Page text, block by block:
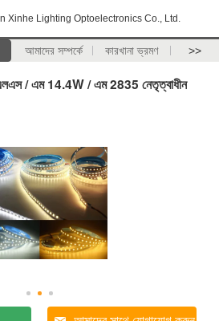
Xinhe Lighting Optoelectronics Co., Ltd.
আমাদের সম্পর্কে কারখানা ভ্রমণ >>
/ এম 14.4W / এম 2835 নেতৃত্বাধীন